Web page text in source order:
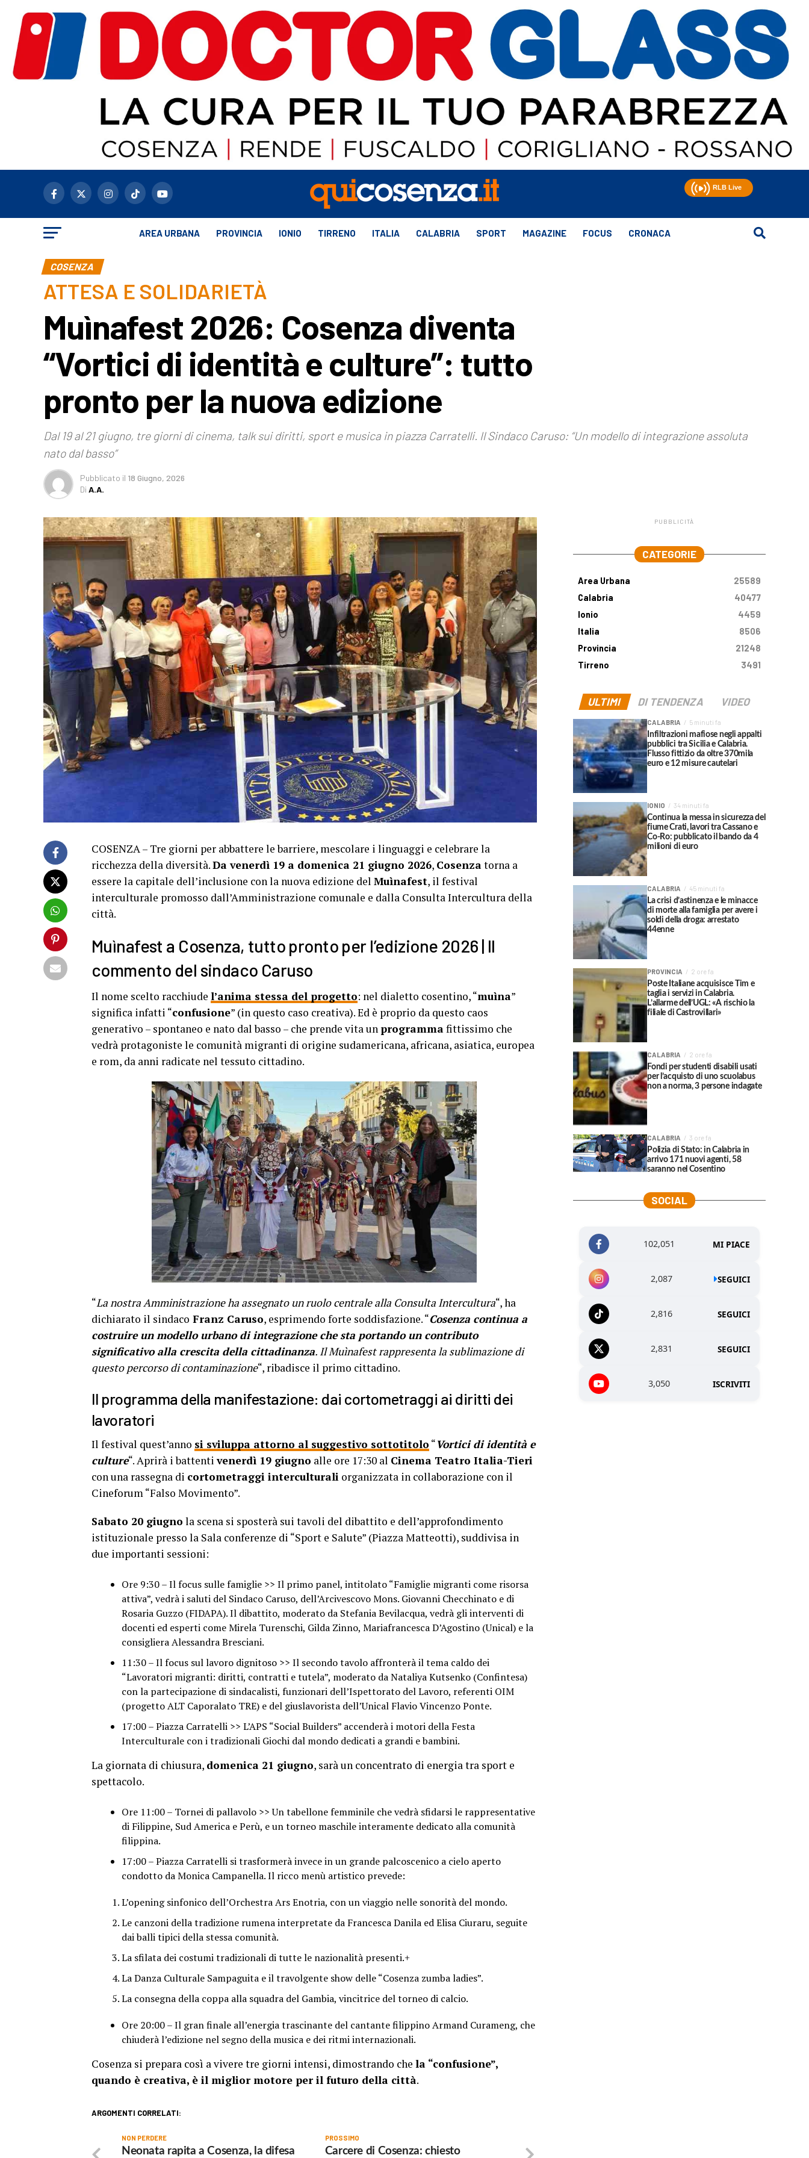
AREA URBANA PROVINCIA IONIO TIRRENO ITALIA CALABRIA SPORT MAGAZINE FOCUS CRONACA
COSENZA
ATTESA E SOLIDARIETÀ
Muìnafest 2026: Cosenza diventa
“Vortici di identità e culture”: tutto
pronto per la nuova edizione
Dal 19 al 21 giugno, tre giorni di cinema, talk sui diritti, sport e musica in piazza Carratelli. Il Sindaco Caruso: “Un modello di integrazione assoluta
nato dal basso”
Pubblicato il 18 Giugno, 2026
Di A.A.
COSENZA – Tre giorni per abbattere le barriere, mescolare i linguaggi e celebrare la
ricchezza della diversità.Da venerdì 19 a domenica 21 giugno 2026, Cosenzatorna a
essere la capitale dell’inclusione con la nuova edizione del Muìnafest, il festival
interculturale promosso dall’Amministrazione comunale e dalla Consulta Intercultura della
città.
Muìnafest a Cosenza, tutto pronto per l’edizione 2026 | Il
commento del sindaco Caruso
Il nome scelto racchiude l’anima stessa del progetto: nel dialetto cosentino, “muìna”
significa infatti “confusione” (in questo caso creativa). Ed è proprio da questo caos
generativo – spontaneo e nato dal basso – che prende vita un programmafittissimo che
vedrà protagoniste le comunità migranti di origine sudamericana, africana, asiatica, europea
e rom, da anni radicate nel tessuto cittadino.
“La nostra Amministrazione ha assegnato un ruolo centrale alla Consulta Intercultura“, ha
dichiarato il sindaco Franz Caruso, esprimendo forte soddisfazione. “Cosenza continua a
costruire un modello urbano di integrazione che sta portando un contributo
significativo alla crescita della cittadinanza. Il Muìnafest rappresenta la sublimazione di
questo percorso di contaminazione“, ribadisce il primo cittadino.
Il programma della manifestazione: dai cortometraggi ai diritti dei
lavoratori
Il festival quest’anno si sviluppa attorno al suggestivo sottotitolo “Vortici di identità e
culture“. Aprirà i battentivenerdì 19 giugno alle ore 17:30 al Cinema Teatro Italia-Tieri
con una rassegna di cortometraggi interculturali organizzata in collaborazione con il
Cineforum “Falso Movimento”.
Sabato 20 giugno la scena si sposterà sui tavoli del dibattito e dell’approfondimento
istituzionale presso la Sala conferenze di “Sport e Salute” (Piazza Matteotti), suddivisa in
due importanti sessioni:
Ore 9:30 – Il focus sulle famiglie >> Il primo panel, intitolato “Famiglie migranti come risorsa
attiva”, vedrà i saluti del Sindaco Caruso, dell’Arcivescovo Mons. Giovanni Checchinato e di
Rosaria Guzzo (FIDAPA). Il dibattito, moderato da Stefania Bevilacqua, vedrà gli interventi di
docenti ed esperti come Mirela Turenschi, Gilda Zinno, Mariafrancesca D’Agostino (Unical) e la
consigliera Alessandra Bresciani.
11:30 – Il focus sul lavoro dignitoso >> Il secondo tavolo affronterà il tema caldo dei
“Lavoratori migranti: diritti, contratti e tutela”, moderato da Nataliya Kutsenko (Confintesa)
con la partecipazione di sindacalisti, funzionari dell’Ispettorato del Lavoro, referenti OIM
(progetto ALT Caporalato TRE) e del giuslavorista dell’Unical Flavio Vincenzo Ponte.
17:00 – Piazza Carratelli >> L’APS “Social Builders” accenderà i motori della Festa
Interculturale con i tradizionali Giochi dal mondo dedicati a grandi e bambini.
La giornata di chiusura, domenica 21 giugno, sarà un concentrato di energia tra sport e
spettacolo.
Ore 11:00 – Tornei di pallavolo >> Un tabellone femminile che vedrà sfidarsi le rappresentative
di Filippine, Sud America e Perù, e un torneo maschile interamente dedicato alla comunità
filippina.
17:00 – Piazza Carratelli si trasformerà invece in un grande palcoscenico a cielo aperto
condotto da Monica Campanella. Il ricco menù artistico prevede:
L’opening sinfonico dell’Orchestra Ars Enotria, con un viaggio nelle sonorità del mondo.
Le canzoni della tradizione rumena interpretate da Francesca Danila ed Elisa Ciuraru, seguite
dai balli tipici della stessa comunità.
La sfilata dei costumi tradizionali di tutte le nazionalità presenti.+
La Danza Culturale Sampaguita e il travolgente show delle “Cosenza zumba ladies”.
La consegna della coppa alla squadra del Gambia, vincitrice del torneo di calcio.
Ore 20:00 – Il gran finale all’energia trascinante del cantante filippino Armand Curameng, che
chiuderà l’edizione nel segno della musica e dei ritmi internazionali.
Cosenza si prepara così a vivere tre giorni intensi, dimostrando che la “confusione”,
quando è creativa, è il miglior motore per il futuro della città.
ARGOMENTI CORRELATI:
PROSSIMO
Carcere di Cosenza: chiesto
NON PERDERE
Neonata rapita a Cosenza, la difesa
PUBBLICITÀ
CATEGORIE
Area Urbana
25589
Calabria
40477
Ionio
4459
Italia
8506
Provincia
21248
Tirreno
3491
ULTIMI DI TENDENZA VIDEO
CALABRIA 5 minuti fa
Infiltrazioni mafiose negli appalti
pubblici tra Sicilia e Calabria.
Flusso fittizio da oltre 370mila
euro e 12 misure cautelari
IONIO 34 minuti fa
Continua la messa in sicurezza del
fiume Crati, lavori tra Cassano e
Co-Ro: pubblicato il bando da 4
milioni di euro
CALABRIA 45 minuti fa
La crisi d’astinenza e le minacce
di morte alla famiglia per avere i
soldi della droga: arrestato
44enne
PROVINCIA 2 ore fa
Poste Italiane acquisisce Tim e
taglia i servizi in Calabria.
L’allarme dell’UGL: «A rischio la
filiale di Castrovillari»
CALABRIA 2 ore fa
Fondi per studenti disabili usati
per l’acquisto di uno scuolabus
non a norma, 3 persone indagate
CALABRIA 3 ore fa
Polizia di Stato: in Calabria in
arrivo 171 nuovi agenti, 58
saranno nel Cosentino
SOCIAL
102,051 MI PIACE
2,087 SEGUICI
2,816 SEGUICI
2,831 SEGUICI
3,050 ISCRIVITI